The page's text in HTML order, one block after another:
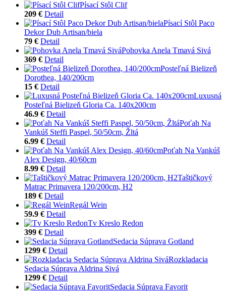
Písací Stôl Clif
209 € Detail
Písací Stôl Paco
Dekor Dub Artisan/biela
79 € Detail
Pohovka Anela Tmavá Sivá
369 € Detail
Posteľná Bielizeň
Dorothea, 140/200cm
15 € Detail
Luxusná
Posteľná Bielizeň Gloria Ca. 140x200cm
46.9 € Detail
Poťah Na
Vankúš Steffi Paspel, 50/50cm, Žltá
6.99 € Detail
Poťah Na Vankúš
Alex Design, 40/60cm
8.99 € Detail
Taštičkový
Matrac Primavera 120/200cm, H2
189 € Detail
Regál Wein
59.9 € Detail
Tv Kreslo Redon
399 € Detail
Sedacia Súprava Gotland
1299 € Detail
Rozkladacia
Sedacia Súprava Aldrina Sivá
1299 € Detail
Sedacia Súprava Favorit